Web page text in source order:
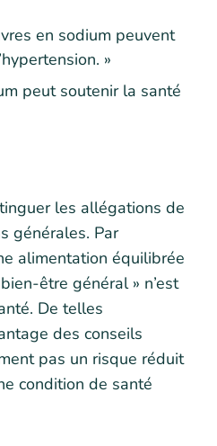
en sodium peuvent
»
peut soutenir la santé
les allégations de
générales. Par
alimentation équilibrée
être général » n’est
De telles
des conseils
pas un risque réduit
condition de santé